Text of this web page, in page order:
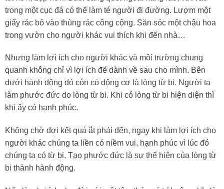
trong một cục đá có thể làm té người đi đường. Lượm một
giấy rác bỏ vào thùng rác công cộng. Săn sóc một chậu hoa
trong vườn cho người khác vui thích khi đến nhà…
Nhưng làm lợi ích cho người khác và môi trường chung
quanh không chỉ vì lợi ích để dành về sau cho mình. Bên
dưới hành động đó còn có động cơ là lòng từ bi. Người ta
làm phước đức do lòng từ bi. Khi có lòng từ bi hiện diện thì
khi ấy có hạnh phúc.
Không chờ đợi kết quả ắt phải đến, ngay khi làm lợi ích cho
người khác chúng ta liền có niềm vui, hạnh phúc vì lúc đó
chúng ta có từ bi. Tạo phước đức là sự thể hiện của lòng từ
bi thành hành động.